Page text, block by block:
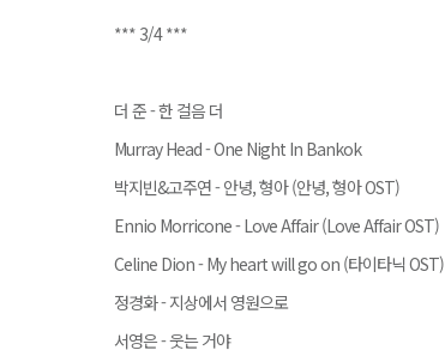
*** 3/4 ***
더 준 - 한 걸음 더
Murray Head - One Night In Bankok
박지빈&고주연 - 안녕, 형아 (안녕, 형아 OST)
Ennio Morricone - Love Affair (Love Affair OST)
Celine Dion - My heart will go on (타이타닉 OST)
정경화 - 지상에서 영원으로
서영은 - 웃는 거야